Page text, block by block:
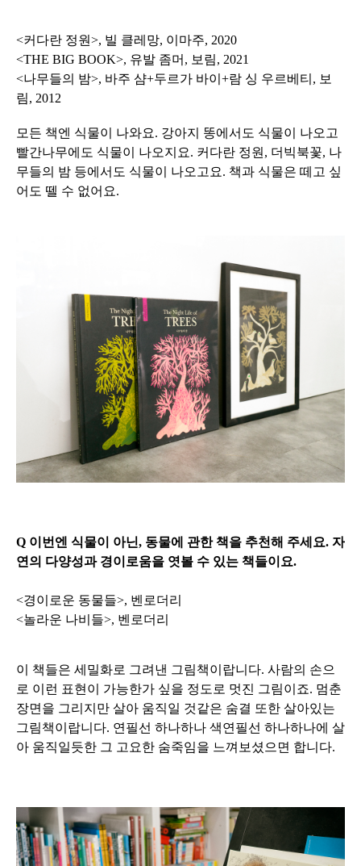
<커다란 정원>, 빌 클레망, 이마주, 2020
<THE BIG BOOK>, 유발 좀머, 보림, 2021
<나무들의 밤>, 바주 샴+두르가 바이+람 싱 우르베티, 보
림, 2012
모든 책엔 식물이 나와요. 강아지 똥에서도 식물이 나오고
빨간나무에도 식물이 나오지요. 커다란 정원, 더빅북꽃, 나
무들의 밤 등에서도 식물이 나오고요. 책과 식물은 떼고 싶
어도 뗄 수 없어요.
Q 이번엔 식물이 아닌, 동물에 관한 책을 추천해 주세요. 자
연의 다양성과 경이로움을 엿볼 수 있는 책들이요.
<경이로운 동물들>, 벤로더리
<놀라운 나비들>, 벤로더리
이 책들은 세밀화로 그려낸 그림책이랍니다. 사람의 손으
로 이런 표현이 가능한가 싶을 정도로 멋진 그림이죠. 멈춘
장면을 그리지만 살아 움직일 것같은 숨결 또한 살아있는
그림책이랍니다. 연필선 하나하나 색연필선 하나하나에 살
아 움직일듯한 그 고요한 숨죽임을 느껴보셨으면 합니다.